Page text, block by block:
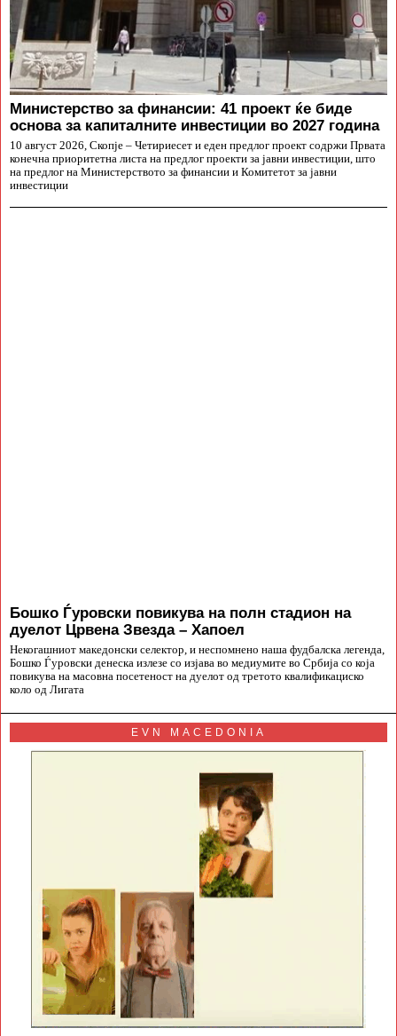
Министерство за финансии: 41 проект ќе биде
основа за капиталните инвестиции во 2027 година
10 август 2026, Скопје – Четириесет и еден предлог проект содржи Првата
конечна приоритетна листа на предлог проекти за јавни инвестиции, што
на предлог на Министерството за финансии и Комитетот за јавни
инвестиции
Бошко Ѓуровски повикува на полн стадион на
дуелот Црвена Звезда – Хапоел
Некогашниот македонски селектор, и неспомнено наша фудбалска легенда,
Бошко Ѓуровски денеска излезе со изјава во медиумите во Србија со која
повикува на масовна посетеност на дуелот од третото квалификациско
коло од Лигата
EVN MACEDONIA